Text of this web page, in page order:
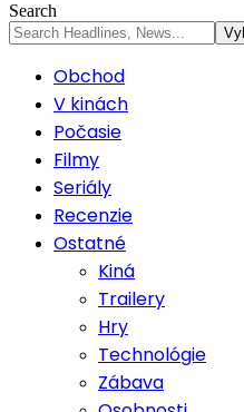
Search
Obchod
V kinách
Počasie
Filmy
Seriály
Recenzie
Ostatné
Kiná
Trailery
Hry
Technológie
Zábava